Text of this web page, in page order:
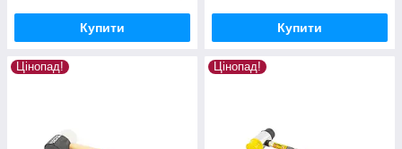
Купити Купити
Цінопад! Цінопад!